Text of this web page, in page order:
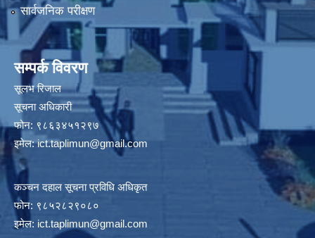
सार्वजनिक परीक्षण
सम्पर्क विवरण
सूलभ रिजाल
सूचना अधिकारी
फोन: ९८६३४५१२९७
इमेल:ict.taplimun@gmail.com
कञ्‍चन दहाल सूचना प्रविधि अधिकृत
फोन: ९८५२८२९०८०
इमेल: ict.taplimun@gmail.com